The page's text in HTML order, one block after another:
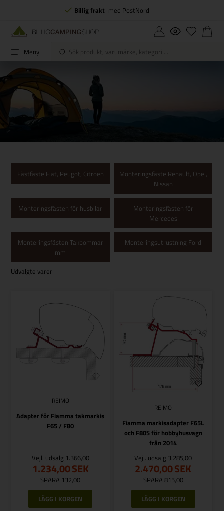
Billig frakt med PostNord
Meny
Fästfäste Fiat, Peugot, Citroen
Monteringsfäste Renault, Opel,
Nissan
Monteringsfästen för husbilar
Monteringsfästen för
Mercedes
Monteringsfästen Takbommar
mm
Monteringsutrustning Ford
Udvalgte varer
REIMO
Adapter för Fiamma takmarkis
F65 / F80
Vejl. udsalg 1.366,00
1.234,00SEK
SPARA 132,00
REIMO
Fiamma markisadapter F65L
och F80S för hobbyhusvagn
från 2014
Vejl. udsalg3.285,00
2.470,00SEK
SPARA 815,00